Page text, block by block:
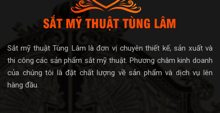
Sắt mỹ thuật Tùng Lâm là đơn vị chuyên thiết kế, sản xuất và
thi công các sản phẩm sắt mỹ thuật. Phương châm kinh doanh
của chúng tôi là đặt chất lượng về sản phẩm và dịch vụ lên
hàng đầu.